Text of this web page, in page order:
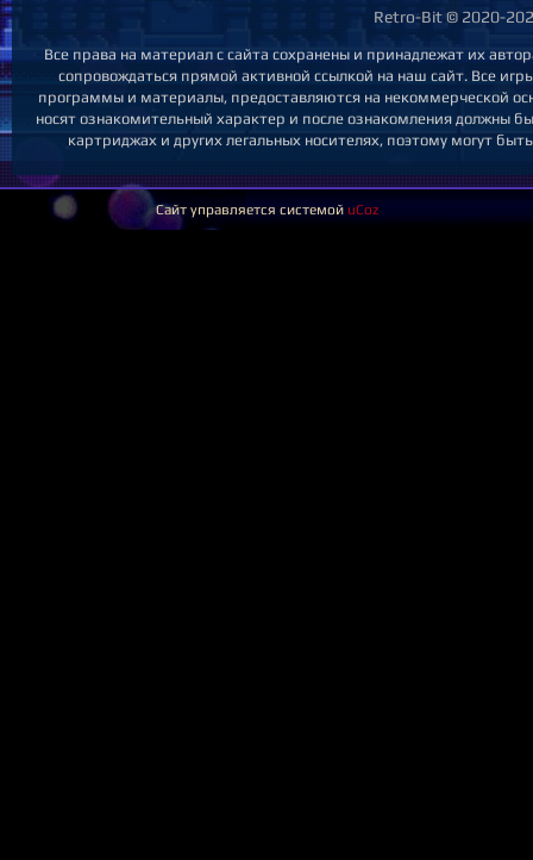
Retro-Bit © 2020-
Все права на материал с сайта сохранены и принадлежат их
сопровождаться прямой активной ссылкой на наш сайт. Все
программы и материалы, предоставляются на некоммерческой
носят ознакомительный характер и после ознакомления должны
картриджах и других легальных носителях, поэтому могут
Сайт управляется системой uCoz